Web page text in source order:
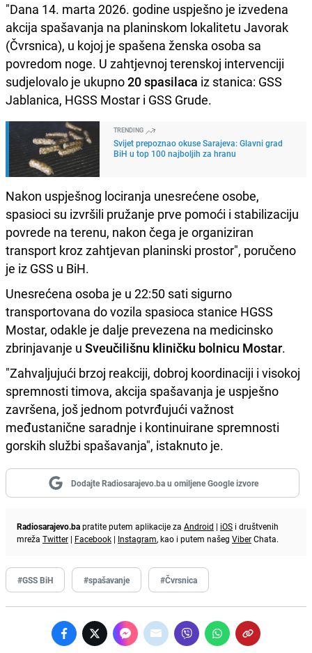
"Dana 14. marta 2026. godine uspješno je izvedena
akcija spašavanja na planinskom lokalitetu Javorak
(Čvrsnica), u kojoj je spašena ženska osoba sa
povredom noge. U zahtjevnoj terenskoj intervenciji
sudjelovalo je ukupno20 spasilaca iz stanica: GSS
Jablanica, HGSS Mostar i GSS Grude.
TRENDING
Svijet prepoznao okuse Sarajeva: Glavni grad
BiH u top 100 najboljih za hranu
Nakon uspješnog lociranja unesrećene osobe,
spasioci su izvršili pružanje prve pomoći i stabilizaciju
povrede na terenu, nakon čega je organiziran
transport kroz zahtjevan planinski prostor", poručeno
je iz GSS u BiH.
Unesrećena osoba je u 22:50 sati sigurno
transportovana do vozila spasioca stanice HGSS
Mostar, odakle je dalje prevezena na medicinsko
zbrinjavanje u Sveučilišnu kliničku bolnicu Mostar.
"Zahvaljujući brzoj reakciji, dobroj koordinaciji i visokoj
spremnosti timova, akcija spašavanja je uspješno
završena, još jednom potvrđujući važnost
međustanične saradnje i kontinuirane spremnosti
gorskih službi spašavanja", istaknuto je.
Dodajte Radiosarajevo.ba u omiljene Google izvore
Radiosarajevo.bapratite putem aplikacije za Android | iOS i društvenih
mreža Twitter | Facebook | Instagram, kao i putem našeg ViberChata.
#GSS BiH #spašavanje #Čvrsnica